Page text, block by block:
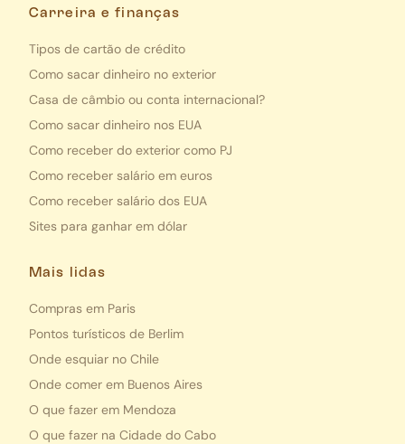
Carreira e finanças
Tipos de cartão de crédito
Como sacar dinheiro no exterior
Casa de câmbio ou conta internacional?
Como sacar dinheiro nos EUA
Como receber do exterior como PJ
Como receber salário em euros
Como receber salário dos EUA
Sites para ganhar em dólar
Mais lidas
Compras em Paris
Pontos turísticos de Berlim
Onde esquiar no Chile
Onde comer em Buenos Aires
O que fazer em Mendoza
O que fazer na Cidade do Cabo